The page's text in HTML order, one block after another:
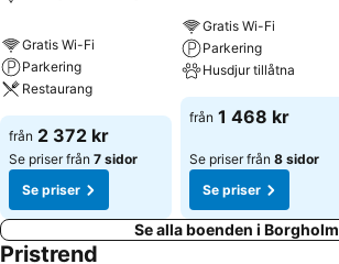
Gratis Wi-Fi
Parkering
Restaurang
från 2 372 kr
Se priser från 7 sidor
Se priser
Gratis Wi-Fi
Parkering
Husdjur tillåtna
från 1 468 kr
Se priser från 8 sidor
Se priser
Se alla boenden i Borgholm
Pristrend